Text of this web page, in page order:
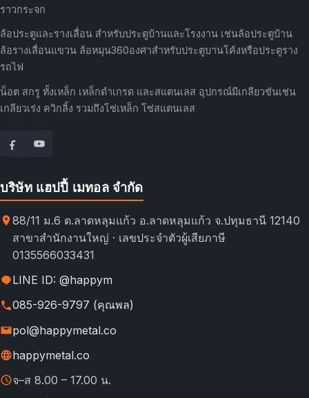
ราวกระจก
ล้อประตูและรางเลื่อน สำหรับประตูบ้านและโรงงาน เช่นล้อประตูบ้าน
ล้อรางเลื่อนแขวน ล้อหมุน360องศาสำหรับประตูบานโค้งหรือประตูราง
รถไฟ
น็อต สกรู ทั้งเหล็ก เหล็กดำเกรด และสแตนเลส อุปกรณ์มีเกลียวขันเช่น
เกลียวเร่ง ควิกลิ้ง รวมถึงโซ่เหล็ก โซ่สแตนเลส
บริษัท แฮปปี้ เมทอล จำกัด
88/11 ม.6 ต.ลาดหลุมแก้ว อ.ลาดหลุมแก้ว จ.ปทุมธานี 12140
สาขาสำนักงานใหญ่ · เลขประจำตัวผู้เสียภาษี
0135566033431
LINE ID: @happym
085-926-9797 (คุณพล)
pol@happymetal.co
happymetal.co
จ–ส 8.00 – 17.00 น.